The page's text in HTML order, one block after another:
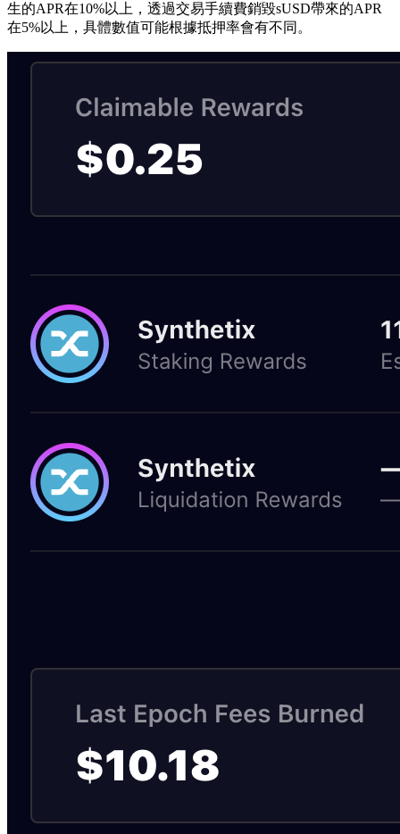
生的APR在10%以上，透過交易手續費銷毀sUSD帶來的APR
在5%以上，具體數值可能根據抵押率會有不同。